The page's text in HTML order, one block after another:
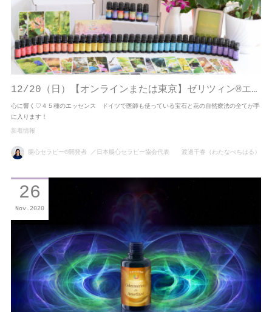
12/20（日）【オンラインまたは東京】ゼリツィン®エ…
心に響く♡４５種のエッセンス ドイツで医師も使っている宝石と花の自然療法の全てが手
に入ります！
新着情報
腸心セラピー®開発者 ／日本腸心セラピー協会代表 渡邊千春（わたなべちはる）
26
Nov 2020